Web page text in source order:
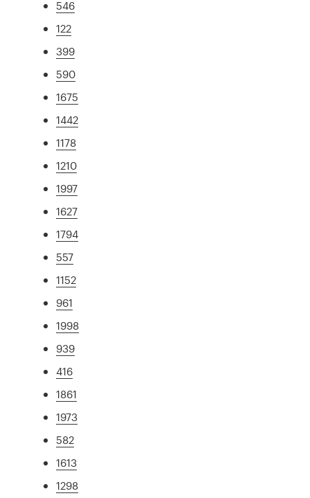
546
122
399
590
1675
1442
1178
1210
1997
1627
1794
557
1152
961
1998
939
416
1861
1973
582
1613
1298